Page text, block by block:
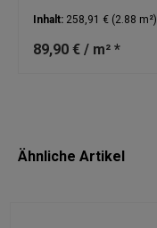
Inhalt: 258,91 € (2.88 m²)
89,90 € / m² *
Ähnliche Artikel